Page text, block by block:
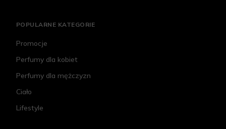
POPULARNE KATEGORIE
Promocje
Perfumy dla kobiet
Perfumy dla mężczyzn
Ciało
Lifestyle